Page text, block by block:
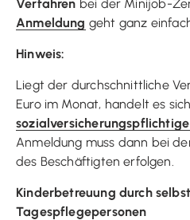
Verfahren bei der Minijob-
Anmeldung geht ganz
Hinweis:
Liegt der durchschnittliche
Euro im Monat, handelt es
Anmeldung muss dann bei
des Beschäftigten erfolgen.
Kinderbetreuung durch
Tagespflegepersonen